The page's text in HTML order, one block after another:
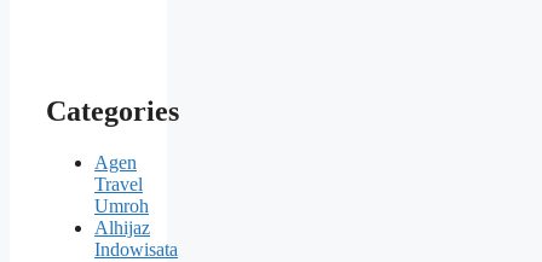
Categories
Agen
Travel
Umroh
Alhijaz
Indowisata